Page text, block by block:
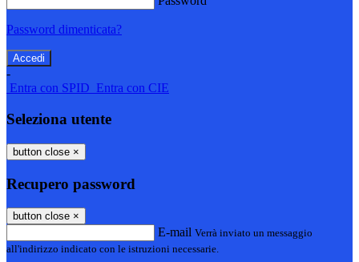
Password dimenticata?
-
Entra con SPID Entra con CIE
Seleziona utente
button close ×
Recupero password
button close ×
E-mail Verrà inviato un messaggio
all'indirizzo indicato con le istruzioni necessarie.